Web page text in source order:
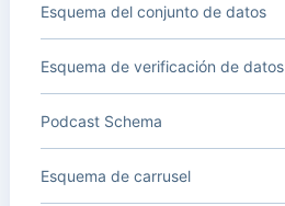
Esquema del conjunto de datos
Esquema de verificación de datos
Podcast Schema
Esquema de carrusel